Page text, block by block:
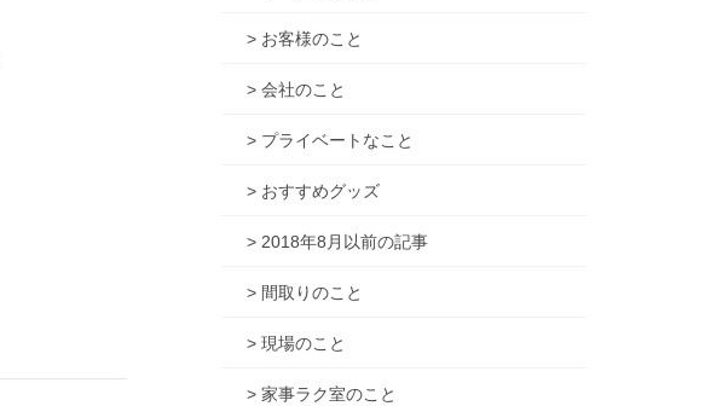
> お客様のこと
> 会社のこと
> プライベートなこと
> おすすめグッズ
> 2018年8月以前の記事
> 間取りのこと
> 現場のこと
> 家事ラク室のこと